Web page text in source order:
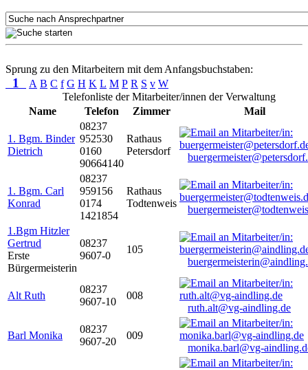
Sprung zu den Mitarbeitern mit dem Anfangsbuchstaben:
1 A B C f G H K L M P R S v W
Telefonliste der Mitarbeiter/innen der Verwaltung
Name
Telefon Zimmer Mail
1. Bgm. Binder
Dietrich
08237
952530
0160
90664140
Rathaus
Petersdorf
1. Bgm. Carl
Konrad
08237
959156
0174
1421854
Rathaus
Todtenweis
1.Bgm Hitzler
Gertrud
Erste
Bürgermeisterin
08237
9607-0
105
Alt Ruth
08237
9607-10
008
ruth.alt@vg-aindling.de
Barl Monika
08237
9607-20
009
monika.barl@vg-